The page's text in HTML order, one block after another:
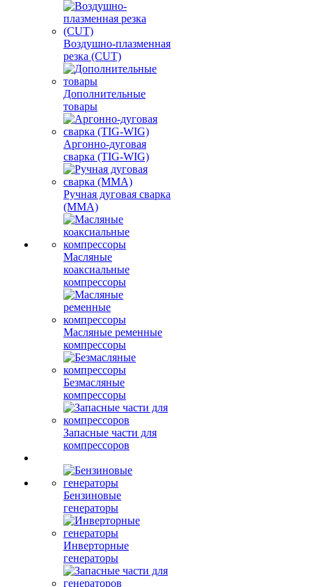
Воздушно-плазменная
резка (CUT)
Дополнительные
товары
Аргонно-дуговая
сварка (TIG-WIG)
Ручная дуговая сварка
(MMA)
Масляные
коаксиальные
компрессоры
Масляные ременные
компрессоры
Безмасляные
компрессоры
Запасные части для
компрессоров
Бензиновые
генераторы
Инверторные
генераторы